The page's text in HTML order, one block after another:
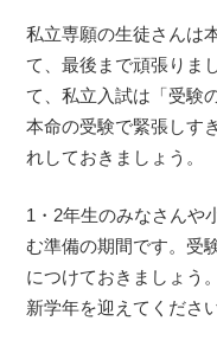
私立専願の生徒さんは
て、最後まで頑張りま
て、私立入試は「受験
本命の受験で緊張しす
れしておきましょう。
1・2年生のみなさんや
む準備の期間です。受
につけておきましょう
新学年を迎えてください